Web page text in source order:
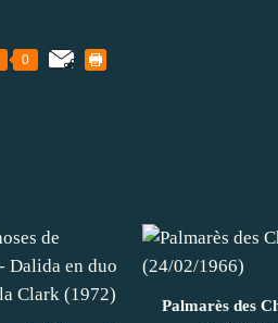
0
Palmarès des